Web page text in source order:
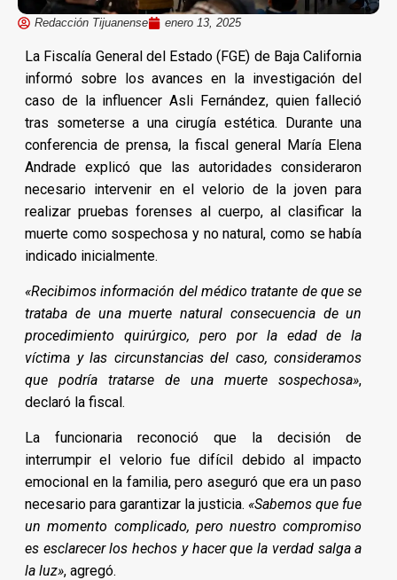
Redacción Tijuanense enero 13, 2025
La Fiscalía General del Estado (FGE) de Baja California
informó sobre los avances en la investigación del
caso de la influencer Asli Fernández, quien falleció
tras someterse a una cirugía estética. Durante una
conferencia de prensa, la fiscal general María Elena
Andrade explicó que las autoridades consideraron
necesario intervenir en el velorio de la joven para
realizar pruebas forenses al cuerpo, al clasificar la
muerte como sospechosa y no natural, como se había
indicado inicialmente.
«Recibimos información del médico tratante de que se
trataba de una muerte natural consecuencia de un
procedimiento quirúrgico, pero por la edad de la
víctima y las circunstancias del caso, consideramos
que podría tratarse de una muerte sospechosa»,
declaró la fiscal.
La funcionaria reconoció que la decisión de
interrumpir el velorio fue difícil debido al impacto
emocional en la familia, pero aseguró que era un paso
necesario para garantizar la justicia.«Sabemos que fue
un momento complicado, pero nuestro compromiso
es esclarecer los hechos y hacer que la verdad salga a
la luz», agregó.